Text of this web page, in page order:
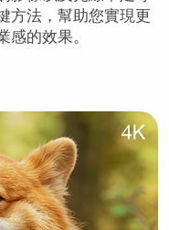
方法，幫助您實現更
感的效果。